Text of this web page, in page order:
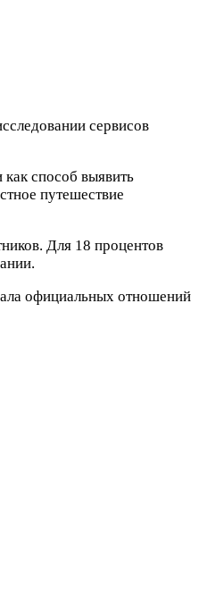
сервисов
способ выявить
путешествие
Для 18 процентов
официальных отношений